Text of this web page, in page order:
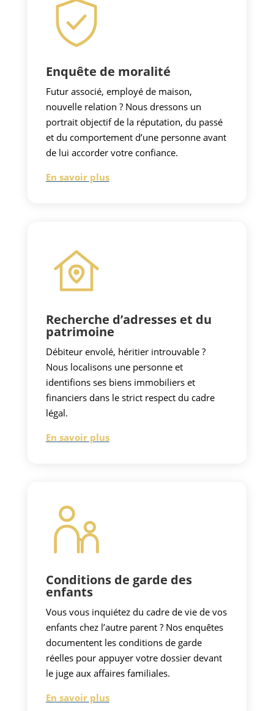
Enquête de moralité
Futur associé, employé de maison,
nouvelle relation ? Nous dressons un
portrait objectif de la réputation, du passé
et du comportement d’une personne avant
de lui accorder votre confiance.
En savoir plus
Recherche d’adresses et du
patrimoine
Débiteur envolé, héritier introuvable ?
Nous localisons une personne et
identifions ses biens immobiliers et
financiers dans le strict respect du cadre
légal.
En savoir plus
Conditions de garde des
enfants
Vous vous inquiétez du cadre de vie de vos
enfants chez l’autre parent ? Nos enquêtes
documentent les conditions de garde
réelles pour appuyer votre dossier devant
le juge aux affaires familiales.
En savoir plus